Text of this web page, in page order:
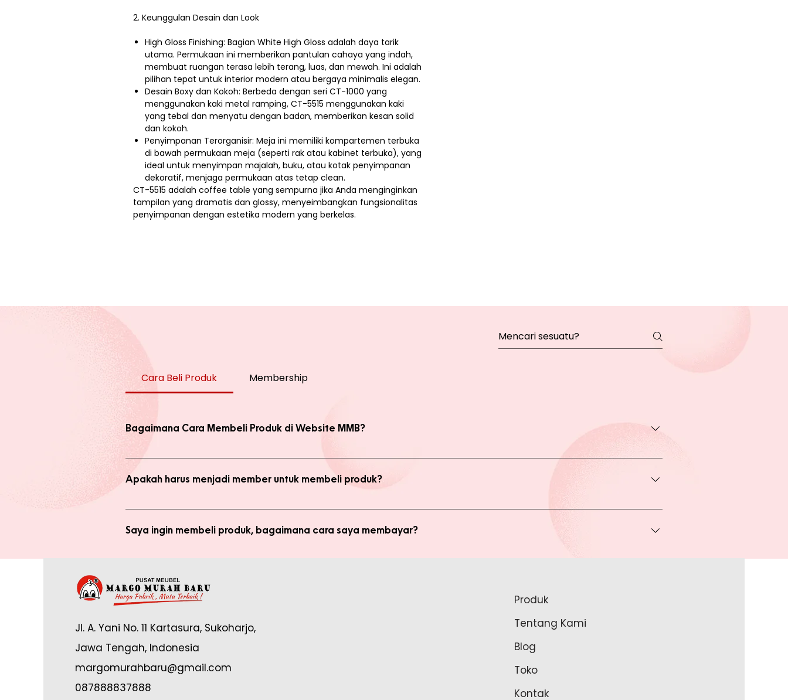
2. Keunggulan Desain dan Look
High Gloss Finishing: Bagian White High Gloss adalah daya tarik
utama. Permukaan ini memberikan pantulan cahaya yang indah,
membuat ruangan terasa lebih terang, luas, dan mewah. Ini adalah
pilihan tepat untuk interior modern atau bergaya minimalis elegan.
Desain Boxy dan Kokoh: Berbeda dengan seri CT-1000 yang
menggunakan kaki metal ramping, CT-5515 menggunakan kaki
yang tebal dan menyatu dengan badan, memberikan kesan solid
dan kokoh.
Penyimpanan Terorganisir: Meja ini memiliki kompartemen terbuka
di bawah permukaan meja (seperti rak atau kabinet terbuka), yang
ideal untuk menyimpan majalah, buku, atau kotak penyimpanan
dekoratif, menjaga permukaan atas tetap clean.
CT-5515 adalah coffee table yang sempurna jika Anda menginginkan
tampilan yang dramatis dan glossy, menyeimbangkan fungsionalitas
penyimpanan dengan estetika modern yang berkelas.
Cara Beli Produk Membership
Bagaimana Cara Membeli Produk di Website MMB?
Ada 2 jenis produk yang ada di website, yaitu produk Member dan Non Member. Anda bisa melakukan transaksi pada halaman Produk
Apakah harus menjadi member untuk membeli produk?
Anda tidak perlu bergabung menjadi member untuk membeli produk MMB. Tetapi ada keuntungan yang bisa Anda dapatkan apabila
Saya ingin membeli produk, bagaimana cara saya membayar?
yang tertulis dan konfirmasikan kepada Admin.
Saya sudah jadi member tapi tidak bisa login ke Produk Member, apa yang harus saya lakukan?
Admin di: https://wa.me/6287888837888 Tunggu waktu 24-48 jam untuk proses pembaruan data sebelum Anda memulai untuk transaksi
Jl. A. Yani No. 11 Kartasura, Sukoharjo,
Jawa Tengah, Indonesia
margomurahbaru@gmail.com
087888837888
Produk
Tentang Kami
Blog
Toko
Kontak